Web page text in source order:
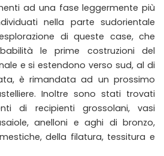
ad una fase leggermente più
nella parte sudorientale
di queste case, che
le prime costruzioni del
e si estendono verso sud, al di
è rimandata ad un prossimo
Inoltre sono stati trovati
di recipienti grossolani, vasi
anelloni e aghi di bronzo,
della filatura, tessitura e